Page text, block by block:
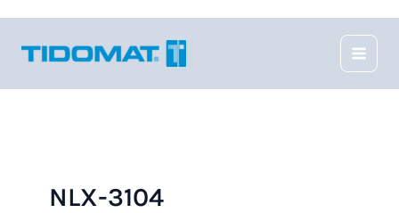
innehåll
NLX-3104